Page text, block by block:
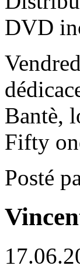
DVD
Bantè,
Fifty
Posté